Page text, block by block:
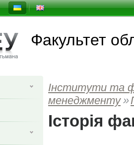
Факультет
Інститути та
менеджменту »
Історія